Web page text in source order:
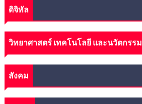
ดิจิทัล
วิทยาศาสตร์ เทคโนโลยี และนวัตกรรม
สังคม